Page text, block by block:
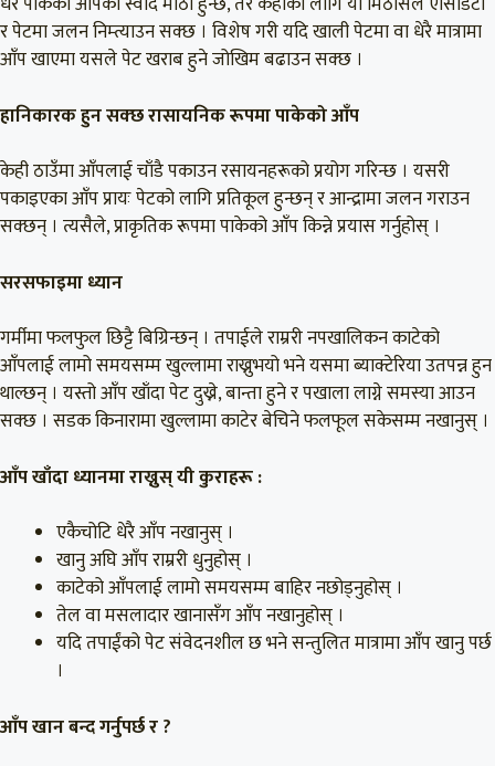
र पेटमा जलन निम्त्याउन सक्छ । विशेष गरी यदि खाली पेटमा वा धेरै मात्रामा
आँप खाएमा यसले पेट खराब हुने जोखिम बढाउन सक्छ ।
हानिकारक हुन सक्छ रासायनिक रूपमा पाकेको आँप
केही ठाउँमा आँपलाई चाँडै पकाउन रसायनहरूको प्रयोग गरिन्छ । यसरी
पकाइएका आँप प्रायः पेटको लागि प्रतिकूल हुन्छन् र आन्द्रामा जलन गराउन
सक्छन् । त्यसैले, प्राकृतिक रूपमा पाकेको आँप किन्ने प्रयास गर्नुहोस् ।
सरसफाइमा ध्यान
गर्मीमा फलफुल छिट्टै बिग्रिन्छन् । तपाईले राम्ररी नपखालिकन काटेको
आँपलाई लामो समयसम्म खुल्लामा राख्नुभयो भने यसमा ब्याक्टेरिया उतपन्न हुन
थाल्छन् । यस्तो आँप खाँदा पेट दुख्ने, बान्ता हुने र पखाला लाग्ने समस्या आउन
सक्छ । सडक किनारामा खुल्लामा काटेर बेचिने फलफूल सकेसम्म नखानुस् ।
आँप खाँदा ध्यानमा राख्नुस् यी कुराहरू :
एकैचोटि धेरै आँप नखानुस् ।
खानु अघि आँप राम्ररी धुनुहोस् ।
काटेको आँपलाई लामो समयसम्म बाहिर नछोड्नुहोस् ।
तेल वा मसलादार खानासँग आँप नखानुहोस् ।
यदि तपाईंको पेट संवेदनशील छ भने सन्तुलित मात्रामा आँप खानु पर्छ
।
आँप खान बन्द गर्नुपर्छ र ?